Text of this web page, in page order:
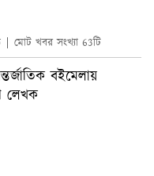
মোট খবর সংখ্যা 63টি
বইমেলায়
লেখক